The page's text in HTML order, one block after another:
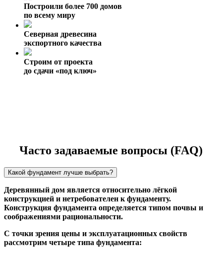
Построили более 700 домов
по всему миру
Северная древесина
экспортного качества
Строим от проекта
до сдачи «под ключ»
Часто задаваемые вопросы (FAQ)
Какой фундамент лучше выбрать?
Деревянный дом является относительно лёгкой
конструкцией и нетребователен к фундаменту.
Конструкция фундамента определяется типом почвы и
соображениями рациональности.
С точки зрения цены и эксплуатационных свойств
рассмотрим четыре типа фундамента: